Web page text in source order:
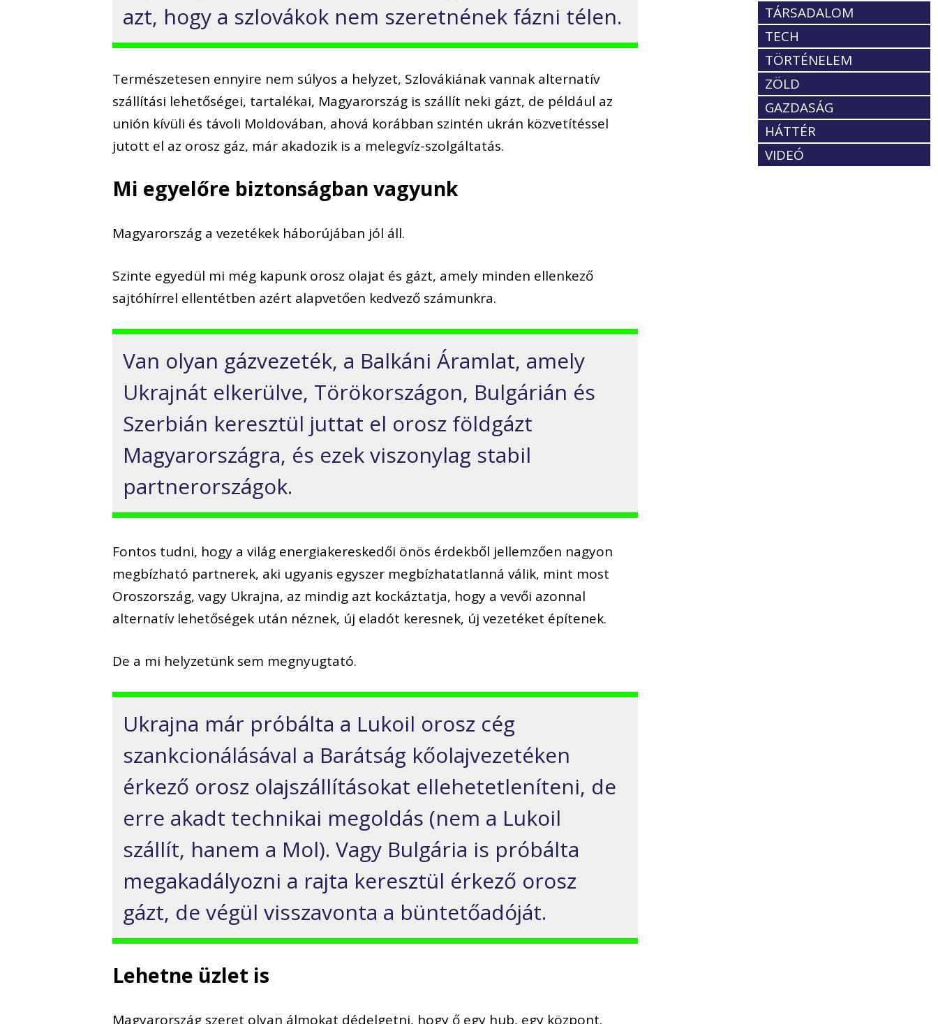
azt, hogy a szlovákok nem szeretnének fázni télen.
Természetesen ennyire nem súlyos a helyzet, Szlovákiának vannak alternatív
szállítási lehetőségei, tartalékai, Magyarország is szállít neki gázt, de például az
unión kívüli és távoli Moldovában, ahová korábban szintén ukrán közvetítéssel
jutott el az orosz gáz, már akadozik is a melegvíz-szolgáltatás.
Mi egyelőre biztonságban vagyunk
Magyarország a vezetékek háborújában jól áll.
Szinte egyedül mi még kapunk orosz olajat és gázt, amely minden ellenkező
sajtóhírrel ellentétben azért alapvetően kedvező számunkra.
Van olyan gázvezeték, a Balkáni Áramlat, amely
Ukrajnát elkerülve, Törökországon, Bulgárián és
Szerbián keresztül juttat el orosz földgázt
Magyarországra, és ezek viszonylag stabil
partnerországok.
Fontos tudni, hogy a világ energiakereskedői önös érdekből jellemzően nagyon
megbízható partnerek, aki ugyanis egyszer megbízhatatlanná válik, mint most
Oroszország, vagy Ukrajna, az mindig azt kockáztatja, hogy a vevői azonnal
alternatív lehetőségek után néznek, új eladót keresnek, új vezetéket építenek.
De a mi helyzetünk sem megnyugtató.
Ukrajna már próbálta a Lukoil orosz cég
szankcionálásával a Barátság kőolajvezetéken
érkező orosz olajszállításokat ellehetetleníteni, de
erre akadt technikai megoldás (nem a Lukoil
szállít, hanem a Mol). Vagy Bulgária is próbálta
megakadályozni a rajta keresztül érkező orosz
gázt, de végül visszavonta a büntetőadóját.
Lehetne üzlet is
Magyarország szeret olyan álmokat dédelgetni, hogy ő egy hub, egy központ.
TÁRSADALOM
TECH
TÖRTÉNELEM
ZÖLD
GAZDASÁG
HÁTTÉR
VIDEÓ